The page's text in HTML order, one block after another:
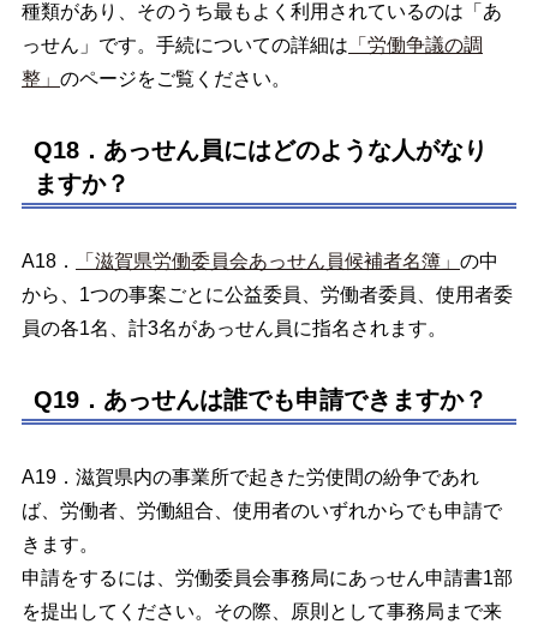
種類があり、そのうち最もよく利用されているのは「あ
っせん」です。手続についての詳細は 「労働争議の調
整」 のページをご覧ください。
Q18．あっせん員にはどのような人がなり
ますか？
A18． 「滋賀県労働委員会あっせん員候補者名簿」 の中
から、1つの事案ごとに公益委員、労働者委員、使用者委
員の各1名、計3名があっせん員に指名されます。
Q19．あっせんは誰でも申請できますか？
A19．滋賀県内の事業所で起きた労使間の紛争であれ
ば、労働者、労働組合、使用者のいずれからでも申請で
きます。
申請をするには、労働委員会事務局にあっせん申請書1部
を提出してください。その際、原則として事務局まで来